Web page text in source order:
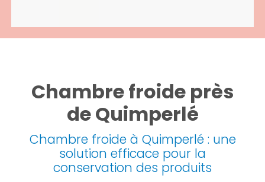
Chambre froide près
de Quimperlé
Chambre froide à Quimperlé : une
solution efficace pour la
conservation des produits